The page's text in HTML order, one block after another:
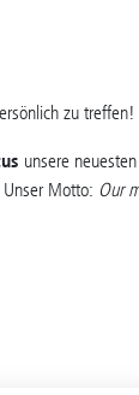
zu treffen!
unsere
Unser Motto: Our